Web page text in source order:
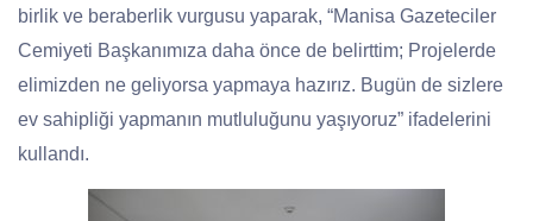
birlik ve beraberlik vurgusu yaparak, “Manisa Gazeteciler
Cemiyeti Başkanımıza daha önce de belirttim; Projelerde
elimizden ne geliyorsa yapmaya hazırız. Bugün de sizlere
ev sahipliği yapmanın mutluluğunu yaşıyoruz” ifadelerini
kullandı.